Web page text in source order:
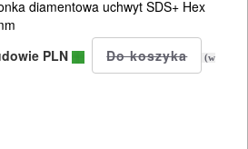
diamentowa uchwyt SDS+ Hex
PLN
(w